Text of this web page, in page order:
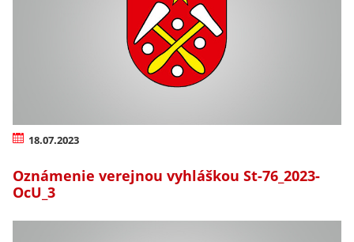
18.07.2023
Oznámenie verejnou vyhláškou St-76_2023-
OcU_3